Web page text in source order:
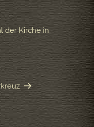
der Kirche in